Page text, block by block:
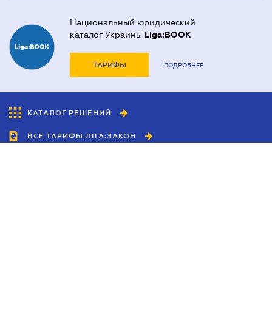
Национальный юридический
каталог Украины Liga:BOOK
ТАРИФЫ ПОДРОБНЕЕ
КАТАЛОГ РЕШЕНИЙ
ВСЕ ТАРИФЫ ЛІГА:ЗАКОН